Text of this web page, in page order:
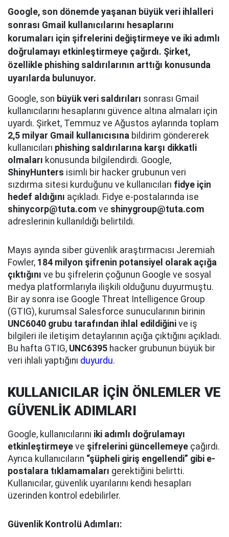
Google, son dönemde yaşanan büyük veri ihlalleri
sonrası Gmail kullanıcılarını hesaplarını
korumaları için şifrelerini değiştirmeye ve iki adımlı
doğrulamayı etkinleştirmeye çağırdı. Şirket,
özellikle phishing saldırılarının arttığı konusunda
uyarılarda bulunuyor.
Google, son büyük veri saldırıları sonrası Gmail
kullanıcılarını hesaplarını güvence altına almaları için
uyardı. Şirket, Temmuz ve Ağustos aylarında toplam
2,5 milyar Gmail kullanıcısına bildirim göndererek
kullanıcıları phishing saldırılarına karşı dikkatli
olmaları konusunda bilgilendirdi. Google,
ShinyHunters isimli bir hacker grubunun veri
sızdırma sitesi kurduğunu ve kullanıcıları fidye için
hedef aldığını açıkladı. Fidye e-postalarında ise
shinycorp@tuta.com ve shinygroup@tuta.com
adreslerinin kullanıldığı belirtildi.
Mayıs ayında siber güvenlik araştırmacısı Jeremiah
Fowler, 184 milyon şifrenin potansiyel olarak açığa
çıktığını ve bu şifrelerin çoğunun Google ve sosyal
medya platformlarıyla ilişkili olduğunu duyurmuştu.
Bir ay sonra ise Google Threat Intelligence Group
(GTIG), kurumsal Salesforce sunucularının birinin
UNC6040 grubu tarafından ihlal edildiğini ve iş
bilgileri ile iletişim detaylarının açığa çıktığını açıkladı.
Bu hafta GTIG, UNC6395 hacker grubunun büyük bir
veri ihlali yaptığını duyurdu.
KULLANICILAR İÇİN ÖNLEMLER VE
GÜVENLİK ADIMLARI
Google, kullanıcılarını iki adımlı doğrulamayı
etkinleştirmeye ve şifrelerini güncellemeye çağırdı.
Ayrıca kullanıcıların “şüpheli giriş engellendi” gibi e-
postalara tıklamamaları gerektiğini belirtti.
Kullanıcılar, güvenlik uyarılarını kendi hesapları
üzerinden kontrol edebilirler.
Güvenlik Kontrolü Adımları: